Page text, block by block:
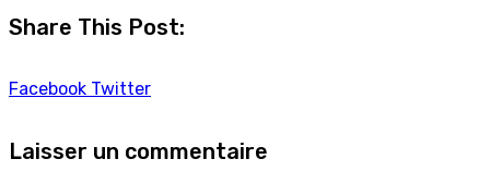
Share This Post:
Facebook Twitter
Laisser un commentaire